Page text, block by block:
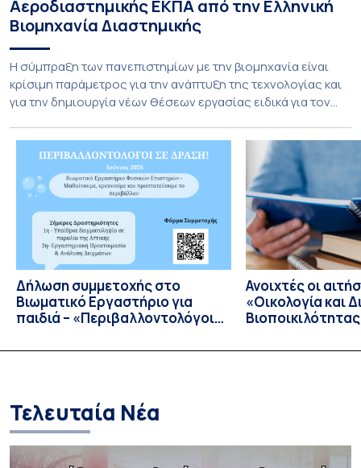
Αεροδιαστημικής ΕΚΠΑ από την Ελληνική
Βιομηχανία Διαστημικής
Η σύμπραξη των πανεπιστημίων με την βιομηχανία είναι
κρίσιμη παράμετρος για την ανάπτυξη της τεχνολογίας και
για την δημιουργία νέων θέσεων εργασίας ειδικά για τον
Επιστήμης & Τεχνολογίας Εθνικού και Καποδιστριακού
Πανεπιστημίου Αθηνών καινοτομεί και εγκαινιάζει μία νέα
εποχή στην συνεργασία με την Ελληνική βιομηχανία
Διαστημικής με την προσφορά […]
Δήλωση συμμετοχής στο
Bιωματικό Eργαστήριο για
παιδιά – «Περιβαλλοντολόγοι
Ανοιχτές οι
«Οικολογία και
Τελευταία Νέα